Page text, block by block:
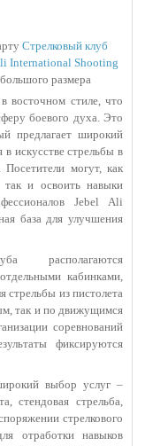
Стрелковый клуб
International Shooting
размера
восточном стиле, что
боевого духа. Это
предлагает широкий
искусстве стрельбы в
могут, как
так и освоить навыки
Jebel Ali
база для улучшения
кабинками,
стрельбы из пистолета
так и по движущимся
соревнований
фиксируются
выбор услуг –
стендовая стрельба,
стрелкового
отработки навыков